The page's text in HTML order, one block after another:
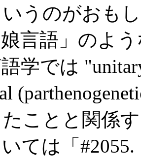
うのがおも
言語」のよ
学では
ことと関係
ては「